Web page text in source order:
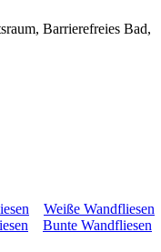
Barrierefreies Bad,
Weiße Wandfliesen
Bunte Wandfliesen